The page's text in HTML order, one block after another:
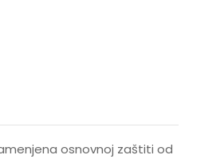
osnovnoj zaštiti od